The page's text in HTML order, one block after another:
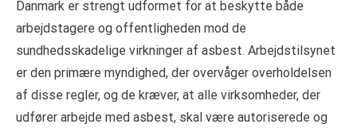
Danmark er strengt udformet for at beskytte både
arbejdstagere og offentligheden mod de
sundhedsskadelige virkninger af asbest. Arbejdstilsynet
er den primære myndighed, der overvåger overholdelsen
af disse regler, og de kræver, at alle virksomheder, der
udfører arbejde med asbest, skal være autoriserede og